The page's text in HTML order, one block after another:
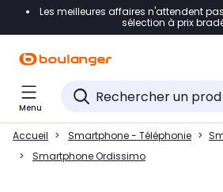
Accéder directement à la
Accéder directement à la liste
Accéder directement au contenu
Accéder directement au pied de
Accéder directement au chatbot
Les meilleures affaires n'attendent
sélection à prix
Menu
Accueil Smartphone - Téléphonie
Smartphone Ordissimo